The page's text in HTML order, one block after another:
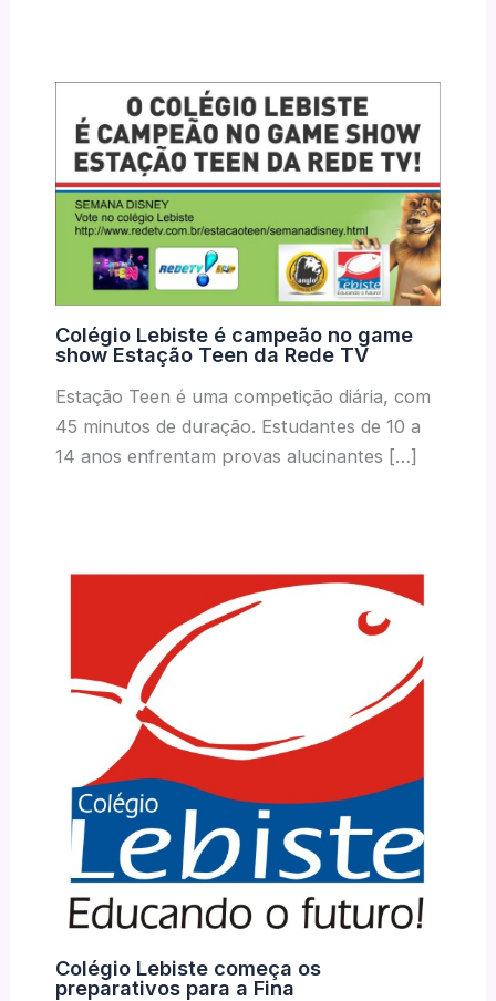
Colégio Lebiste é campeão no game
show Estação Teen da Rede TV
Estação Teen é uma competição diária, com
45 minutos de duração. Estudantes de 10 a
14 anos enfrentam provas alucinantes […]
Colégio Lebiste começa os
preparativos para a Fina